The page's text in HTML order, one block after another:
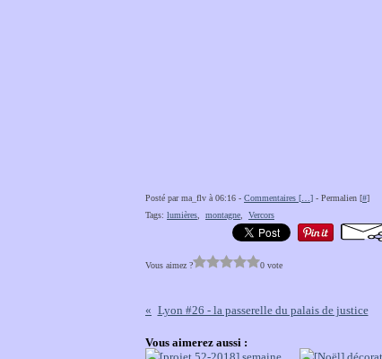
Posté par ma_flv à 06:16 - Commentaires [ ] - Permalien [#]
Tags: lumières montagne Vercors
Vous aimez ? 0 vote
Lyon #26 - la passerelle du palais de justice
Vous aimerez aussi :